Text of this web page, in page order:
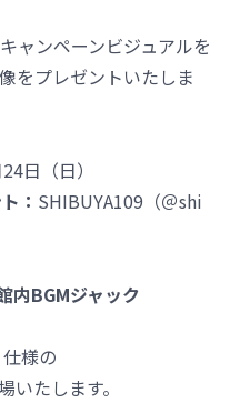
ャンペーンビジュアルを
をプレゼントいたしま
日（日）
： SHIBUYA109（＠shi
内BGMジャック
様の
いたします。